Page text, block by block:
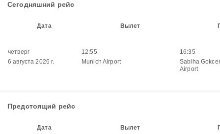
Сегодняшний рейс
Дата Вылет
четверг
6 августа 2026 г.
12:55
Munich Airport
16:35
Sabiha
Airport
Предстоящий рейс
Дата Вылет